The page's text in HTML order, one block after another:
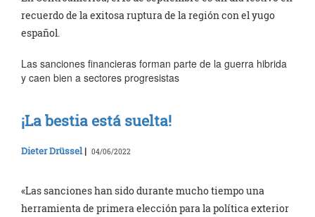
recuerdo de la exitosa ruptura de la región con el yugo
español.
Las sanciones financieras forman parte de la guerra hibrida
y caen bien a sectores progresistas
¡La bestia está suelta!
Dieter Drüssel | 04/06/2022
«Las sanciones han sido durante mucho tiempo una
herramienta de primera elección para la política exterior